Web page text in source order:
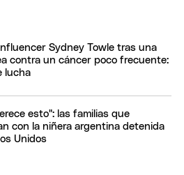
Sydney Towle tras una
contra un cáncer poco frecuente:
lucha
esto": las familias que
con la niñera argentina detenida
Unidos